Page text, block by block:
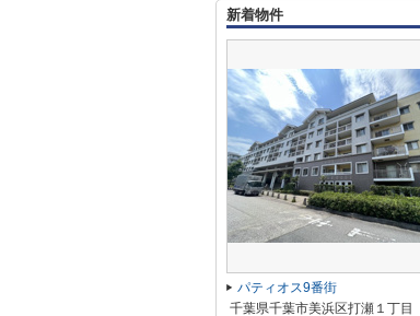
新着物件
パティオス9番街
千葉県千葉市美浜区打瀬１丁目